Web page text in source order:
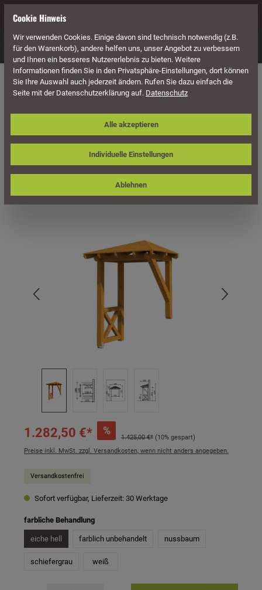
Navigation
Überdachung Vordächer Für Einzeltüren Walmdach
Skan Holz Vordach Wesel, Typ 3,
Einzeltür
1.282,50 €* %
1.425,00 €* (10% gespart)
Preise inkl. MwSt. zzgl. Versandkosten, wenn nicht anders angegeben.
Versandkostenfrei
Sofort verfügbar, Lieferzeit: 30 Werktage
farbliche Behandlungauswählen
eiche hell farblich unbehandelt nussbaum
schiefergrau weiß
Cookie Hinweis
Wir verwenden Cookies. Einige davon sind technisch notwendig (z.B.
für den Warenkorb), andere helfen uns, unser Angebot zu verbessern
und Ihnen ein besseres Nutzererlebnis zu bieten. Weitere
Informationen finden Sie in den Privatsphäre-Einstellungen, dort können
Sie Ihre Auswahl auch jederzeit ändern. Rufen Sie dazu einfach die
Seite mit der Datenschutzerklärung auf. Datenschutz
Individuelle Einstellungen
Ablehnen
Alle akzeptieren